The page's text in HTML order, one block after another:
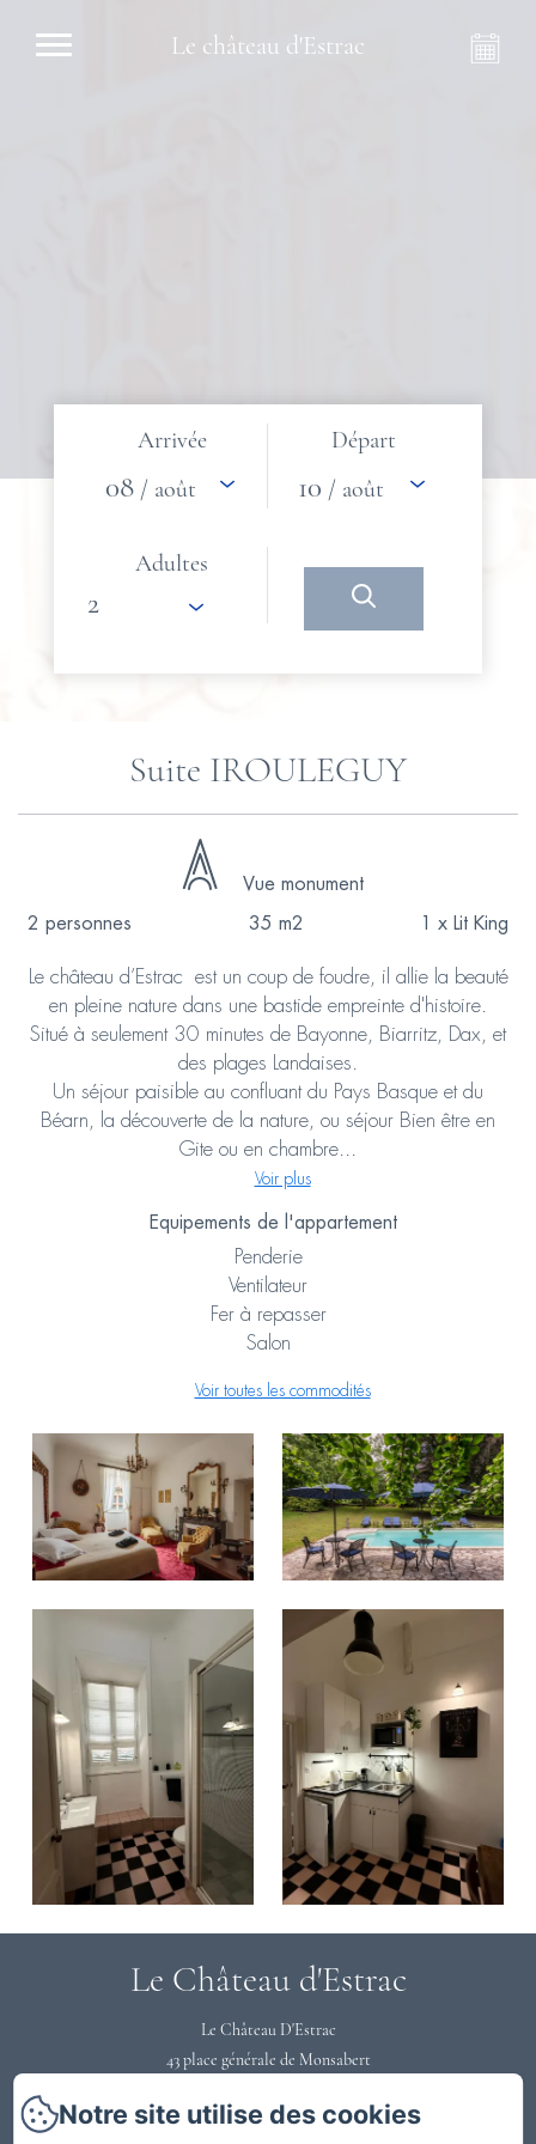
Le château d'Estrac
Arrivée
08 / août
Départ
10 / août
Adultes
Suite IROULEGUY
Vue monument
2 personnes
35 m2 1 x Lit King
Le château d’Estrac est un coup de foudre, il allie la beauté
en pleine nature dans une bastide empreinte d'histoire.
Situé à seulement 30 minutes de Bayonne, Biarritz, Dax, et
des plages Landaises.
Un séjour paisible au confluant du Pays Basque et du
Béarn, la découverte de la nature, ou séjour Bien être en
Gite ou en chambre...
Voir plus
Equipements de l'appartement
Penderie
Ventilateur
Fer à repasser
Salon
Voir toutes les commodités
Le Château d'Estrac
Le Château D'Estrac
43 place générale de Monsabert
0558731220
Notre site utilise des cookies